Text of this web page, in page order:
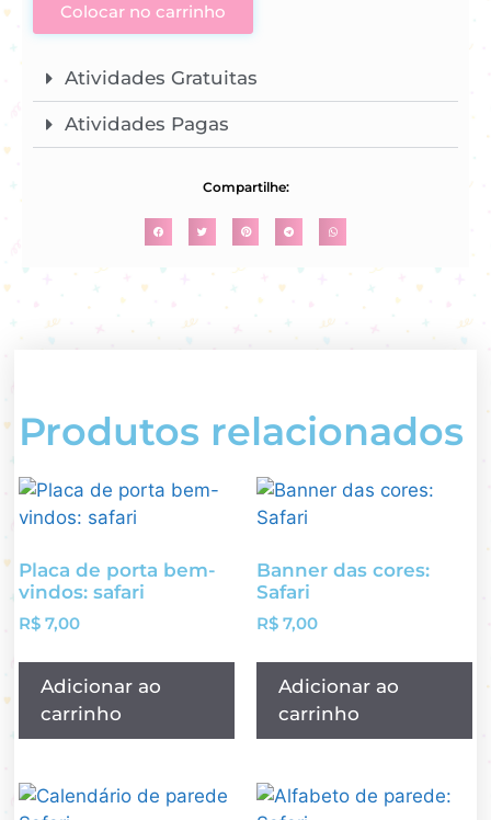
Colocar no carrinho
Atividades Gratuitas
Atividades Pagas
Compartilhe:
Produtos relacionados
Placa de porta bem-
vindos: safari
R$ 7,00
Adicionar ao
carrinho
Banner das cores:
Safari
R$ 7,00
Adicionar ao
carrinho